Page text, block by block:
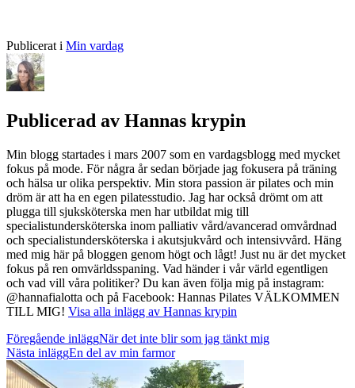
Publicerat i Min vardag
Publicerad av Hannas krypin
Min blogg startades i mars 2007 som en vardagsblogg med mycket
fokus på mode. För några år sedan började jag fokusera på träning
och hälsa ur olika perspektiv. Min stora passion är pilates och min
dröm är att ha en egen pilatesstudio. Jag har också drömt om att
plugga till sjuksköterska men har utbildat mig till
specialistundersköterska inom palliativ vård/avancerad omvårdnad
och specialistundersköterska i akutsjukvård och intensivvård. Häng
med mig här på bloggen genom högt och lågt! Just nu är det mycket
fokus på ren omvärldsspaning. Vad händer i vår värld egentligen
och vad vill våra politiker? Du kan även följa mig på instagram:
@hannafialotta och på Facebook: Hannas Pilates VÄLKOMMEN
TILL MIG! Visa alla inlägg av Hannas krypin
Inläggsnavigering
Föregående inläggNär det inte blir som jag tänkt mig
Nästa inläggEn del av min farmor